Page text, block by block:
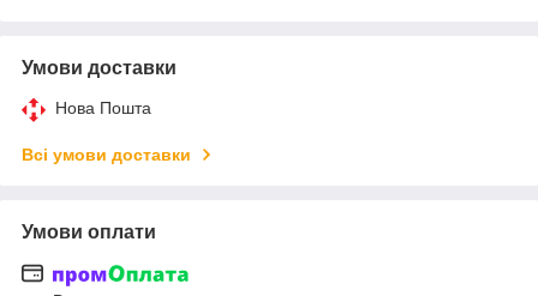
Умови доставки
Нова Пошта
Всі умови доставки
Умови оплати